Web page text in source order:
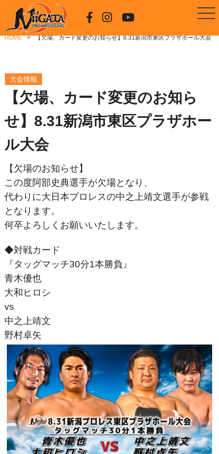
HOME 【欠場、カード変更のお知らせ】8.31新潟市東区プラザホール大会
大会情報
【欠場、カード変更のお知ら
せ】8.31新潟市東区プラザホー
ル大会
【欠場のお知らせ】
この度阿部史典選手が欠場となり、
代わりに大日本プロレスの中之上靖文選手が参戦
となります。
何卒よろしくお願いいたします。
◆対戦カード
『タッグマッチ30分1本勝負』
青木優也
大和ヒロシ
vs
中之上靖文
野村卓矢